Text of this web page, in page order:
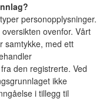
personopplysninger.
ovenfor. Vårt
samtykke, med ett
den registrerte. Ved
ikke
i tillegg til